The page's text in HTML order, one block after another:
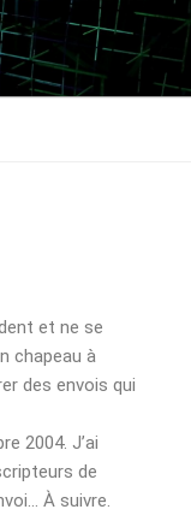
et ne se
chapeau à
des envois qui
2004. J’ai
de
À suivre.